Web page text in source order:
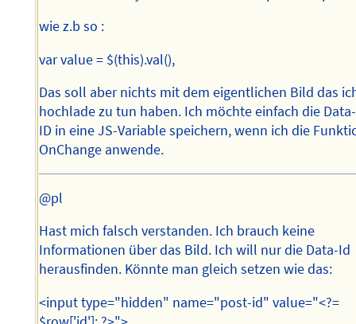
wie z.b so :
var value = $(this).val(),
Das soll aber nichts mit dem eigentlichen Bild das
hochlade zu tun haben. Ich möchte einfach die Data-
ID in eine JS-Variable speichern, wenn ich die
OnChange anwende.
@pl
Hast mich falsch verstanden. Ich brauch keine
Informationen über das Bild. Ich will nur die Data-Id
herausfinden. Könnte man gleich setzen wie das:
<input type="hidden" name="post-id" value="<?=